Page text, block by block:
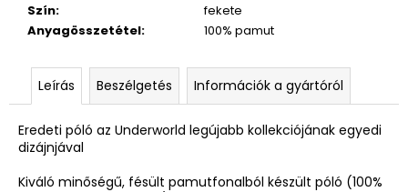
Szín:
fekete
Anyagösszetétel: 100% pamut
Leírás Beszélgetés Információk a gyártóról
Eredeti póló az Underworld legújabb kollekciójának egyedi
dizájnjával
Kiváló minőségű, fésült pamutfonalból készült póló (100%